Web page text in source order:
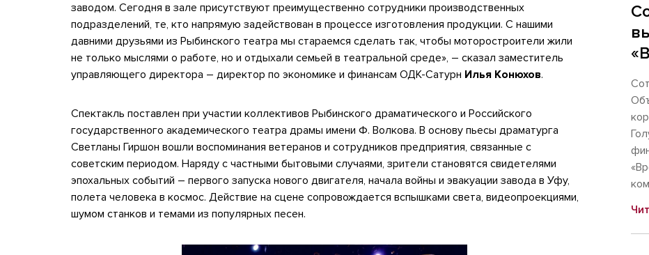
заводом. Сегодня в зале присутствуют преимущественно сотрудники производственных
подразделений, те, кто напрямую задействован в процессе изготовления продукции. С нашими
давними друзьями из Рыбинского театра мы стараемся сделать так, чтобы моторостроители жили
не только мыслями о работе, но и отдыхали семьей в театральной среде», – сказал заместитель
управляющего директора – директор по экономике и финансам ОДК-Сатурн Илья Конюхов.
Спектакль поставлен при участии коллективов Рыбинского драматического и Российского
государственного академического театра драмы имени Ф. Волкова. В основу пьесы драматурга
Светланы Гиршон вошли воспоминания ветеранов и сотрудников предприятия, связанные с
советским периодом. Наряду с частными бытовыми случаями, зрители становятся свидетелями
эпохальных событий – первого запуска нового двигателя, начала войны и эвакуации завода в Уфу,
полета человека в космос. Действие на сцене сопровождается вспышками света, видеопроекциями,
шумом станков и темами из популярных песен.